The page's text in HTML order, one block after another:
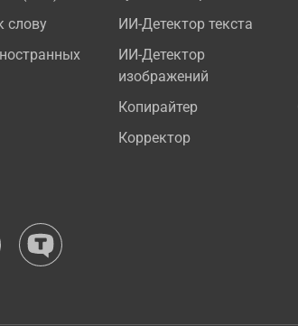
слову
ИИ-Детектор текста
ИИ-Детектор
изображений
Копирайтер
Корректор